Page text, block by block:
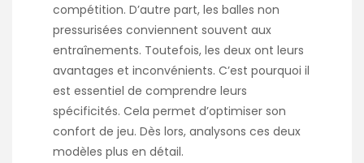
compétition. D’autre part, les balles non
pressurisées conviennent souvent aux
entraînements. Toutefois, les deux ont leurs
avantages et inconvénients. C’est pourquoi il
est essentiel de comprendre leurs
spécificités. Cela permet d’optimiser son
confort de jeu. Dès lors, analysons ces deux
modèles plus en détail.